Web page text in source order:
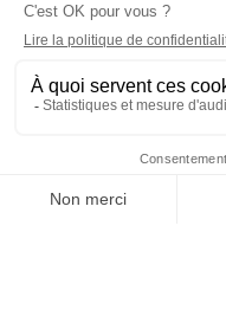
L’abus d’alcool